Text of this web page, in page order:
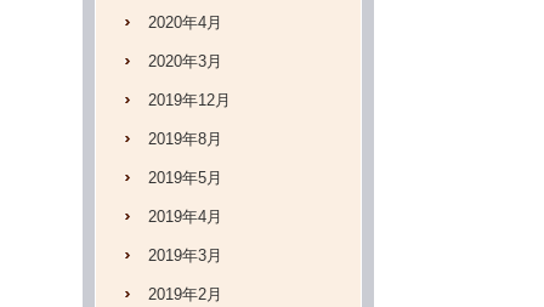
2020年4月
2020年3月
2019年12月
2019年8月
2019年5月
2019年4月
2019年3月
2019年2月